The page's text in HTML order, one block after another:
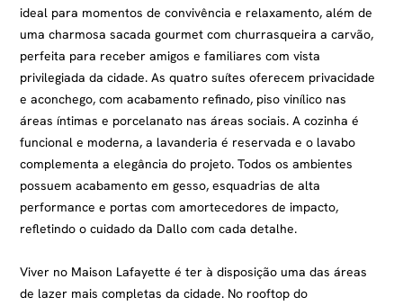
ideal para momentos de convivência e relaxamento, além de
uma charmosa sacada gourmet com churrasqueira a carvão,
perfeita para receber amigos e familiares com vista
privilegiada da cidade. As quatro suítes oferecem privacidade
e aconchego, com acabamento refinado, piso vinílico nas
áreas íntimas e porcelanato nas áreas sociais. A cozinha é
funcional e moderna, a lavanderia é reservada e o lavabo
complementa a elegância do projeto. Todos os ambientes
possuem acabamento em gesso, esquadrias de alta
performance e portas com amortecedores de impacto,
refletindo o cuidado da Dallo com cada detalhe.
Viver no Maison Lafayette é ter à disposição uma das áreas
de lazer mais completas da cidade. No rooftop do